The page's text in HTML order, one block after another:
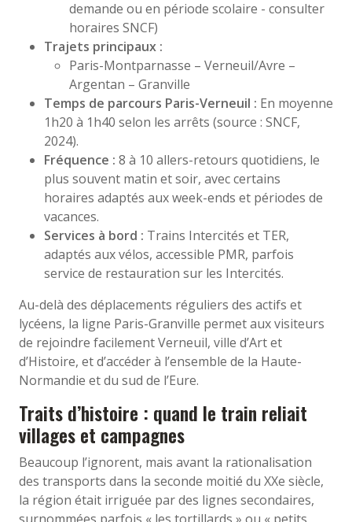
demande ou en période scolaire - consulter
horaires SNCF)
Trajets principaux :
Paris-Montparnasse – Verneuil/Avre –
Argentan – Granville
Temps de parcours Paris-Verneuil : En moyenne
1h20 à 1h40 selon les arrêts (source : SNCF,
2024).
Fréquence : 8 à 10 allers-retours quotidiens, le
plus souvent matin et soir, avec certains
horaires adaptés aux week-ends et périodes de
vacances.
Services à bord : Trains Intercités et TER,
adaptés aux vélos, accessible PMR, parfois
service de restauration sur les Intercités.
Au-delà des déplacements réguliers des actifs et
lycéens, la ligne Paris-Granville permet aux visiteurs
de rejoindre facilement Verneuil, ville d’Art et
d’Histoire, et d’accéder à l’ensemble de la Haute-
Normandie et du sud de l’Eure.
Traits d’histoire : quand le train reliait
villages et campagnes
Beaucoup l’ignorent, mais avant la rationalisation
des transports dans la seconde moitié du XXe siècle,
la région était irriguée par des lignes secondaires,